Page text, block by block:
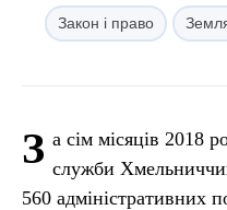
Закон і право
З а сім місяців 2018
служби
560 адміністративних